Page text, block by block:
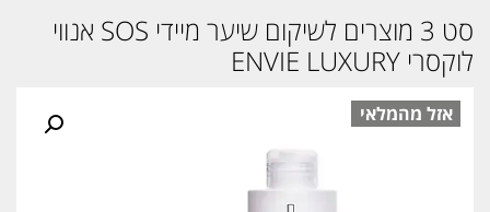
סט 3 מוצרים לשיקום שיער מיידי SOS אנווי
לוקסרי ENVIE LUXURY